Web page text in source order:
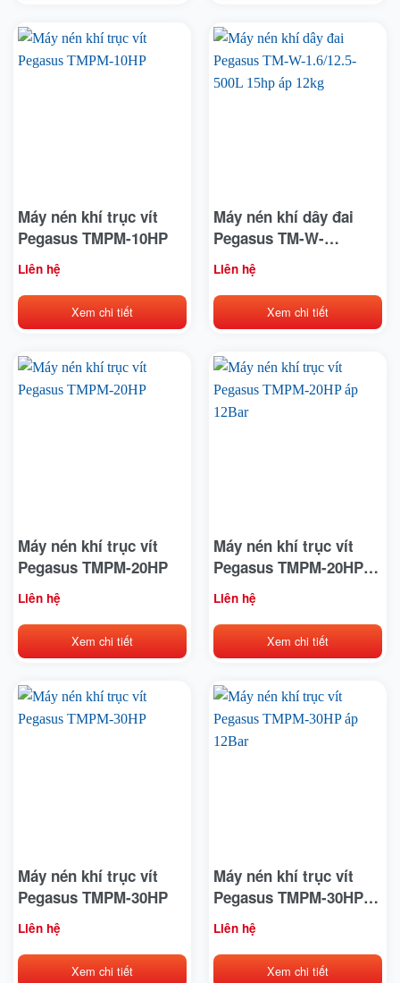
Máy nén khí trục vít
Pegasus TMPM-10HP
Liên hệ
Xem chi tiết
Máy nén khí dây đai
Pegasus TM-W-
1.6/12.5-500L 15hp áp
12kg
Liên hệ
Xem chi tiết
Máy nén khí trục vít
Pegasus TMPM-20HP
Liên hệ
Xem chi tiết
Máy nén khí trục vít
Pegasus TMPM-20HP
áp 12Bar
Liên hệ
Xem chi tiết
Máy nén khí trục vít
Pegasus TMPM-30HP
Liên hệ
Xem chi tiết
Máy nén khí trục vít
Pegasus TMPM-30HP
áp 12Bar
Liên hệ
Xem chi tiết